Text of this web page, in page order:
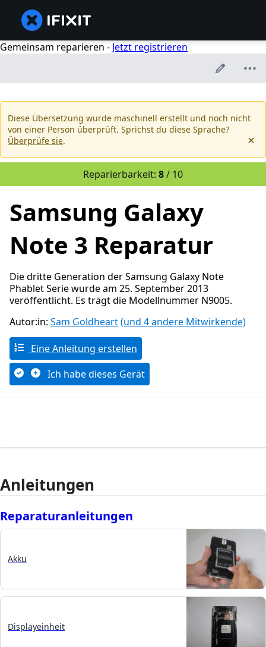
Gemeinsam reparieren - Jetzt registrieren
Diese Übersetzung wurde maschinell erstellt und noch nicht
von einer Person überprüft. Sprichst du diese Sprache?
Überprüfe sie.
Reparierbarkeit: 8/ 10
Samsung Galaxy
Note 3 Reparatur
Die dritte Generation der Samsung Galaxy Note
Phablet Serie wurde am 25. September 2013
veröffentlicht. Es trägt die Modellnummer N9005.
Autor:in: Sam Goldheart(und 4 andere Mitwirkende)
Eine Anleitung erstellen
Ich habe dieses Gerät
Anleitungen
Reparaturanleitungen
Akku
Displayeinheit